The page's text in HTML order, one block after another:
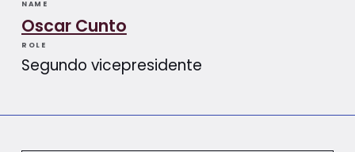
NAME
Oscar Cunto
ROLE
Segundo vicepresidente